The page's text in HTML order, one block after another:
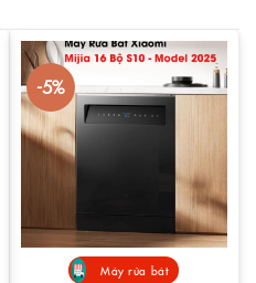
-5%
Máy rửa bát